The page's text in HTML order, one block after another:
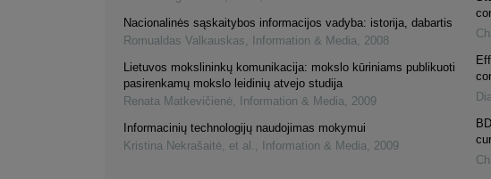
Nacionalinės sąskaitybos informacijos vadyba: istorija, dabartis
Romualdas Valkauskas, Information & Media, 2008
Lietuvos mokslininkų komunikacija: mokslo kūriniams publikuoti
pasirenkamų mokslo leidinių atvejo studija
Renata Matkevičienė, Information & Media, 2009
Informacinių technologijų naudojimas mokymui
Kristina Nekrašaitė, et al. , Information & Media, 2009